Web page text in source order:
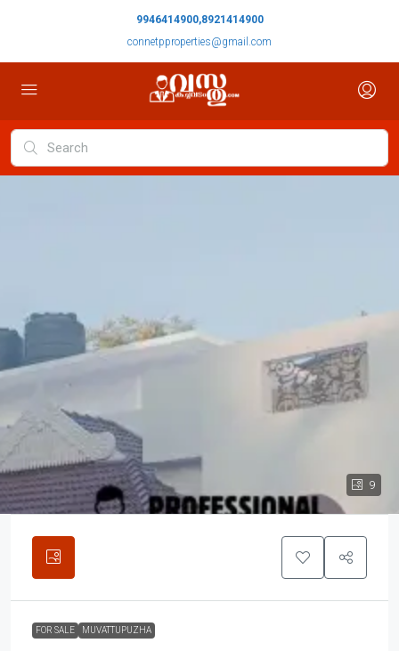
9946414900,8921414900
connetpproperties@gmail.com
9
FOR SALE MUVATTUPUZHA